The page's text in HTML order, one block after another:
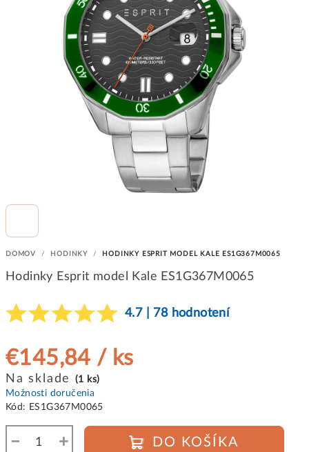
DOMOV / HODINKY / HODINKY ESPRIT MODEL KALE ES1G367M0065
Hodinky Esprit model Kale ES1G367M0065
4.7 | 78 hodnotení
€145,84 / ks
Jednotková
cena:
Na sklade
(1 ks)
Možnosti doručenia
Kód: ES1G367M0065
+
− DO KOŠÍKA